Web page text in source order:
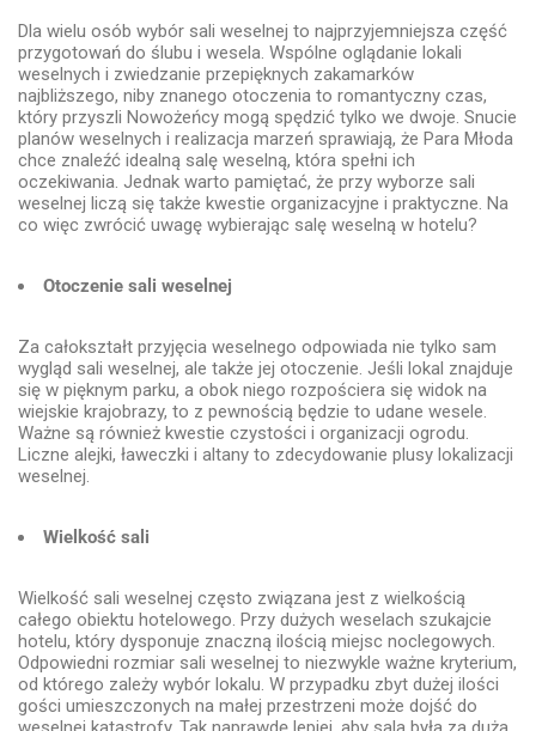
Dla wielu osób wybór sali weselnej to najprzyjemniejsza część
przygotowań do ślubu i wesela. Wspólne oglądanie lokali
weselnych i zwiedzanie przepięknych zakamarków
najbliższego, niby znanego otoczenia to romantyczny czas,
który przyszli Nowożeńcy mogą spędzić tylko we dwoje. Snucie
planów weselnych i realizacja marzeń sprawiają, że Para Młoda
chce znaleźć idealną salę weselną, która spełni ich
oczekiwania. Jednak warto pamiętać, że przy wyborze sali
weselnej liczą się także kwestie organizacyjne i praktyczne. Na
co więc zwrócić uwagę wybierając salę weselną w hotelu?
Otoczenie sali weselnej
Za całokształt przyjęcia weselnego odpowiada nie tylko sam
wygląd sali weselnej, ale także jej otoczenie. Jeśli lokal znajduje
się w pięknym parku, a obok niego rozpościera się widok na
wiejskie krajobrazy, to z pewnością będzie to udane wesele.
Ważne są również kwestie czystości i organizacji ogrodu.
Liczne alejki, ławeczki i altany to zdecydowanie plusy lokalizacji
weselnej.
Wielkość sali
Wielkość sali weselnej często związana jest z wielkością
całego obiektu hotelowego. Przy dużych weselach szukajcie
hotelu, który dysponuje znaczną ilością miejsc noclegowych.
Odpowiedni rozmiar sali weselnej to niezwykle ważne kryterium,
od którego zależy wybór lokalu. W przypadku zbyt dużej ilości
gości umieszczonych na małej przestrzeni może dojść do